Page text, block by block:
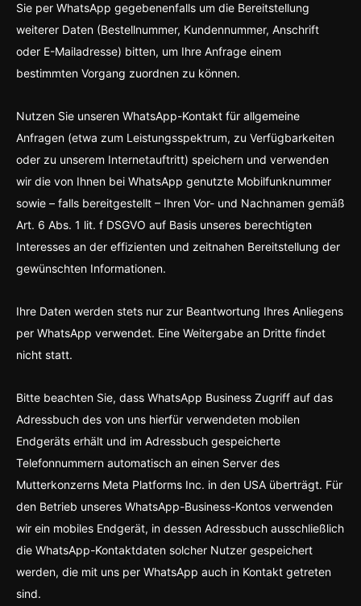
Sie per WhatsApp gegebenenfalls um die Bereitstellung
weiterer Daten (Bestellnummer, Kundennummer, Anschrift
oder E-Mailadresse) bitten, um Ihre Anfrage einem
bestimmten Vorgang zuordnen zu können.
Nutzen Sie unseren WhatsApp-Kontakt für allgemeine
Anfragen (etwa zum Leistungsspektrum, zu Verfügbarkeiten
oder zu unserem Internetauftritt) speichern und verwenden
wir die von Ihnen bei WhatsApp genutzte Mobilfunknummer
sowie – falls bereitgestellt – Ihren Vor- und Nachnamen gemäß
Art. 6 Abs. 1 lit. f DSGVO auf Basis unseres berechtigten
Interesses an der effizienten und zeitnahen Bereitstellung der
gewünschten Informationen.
Ihre Daten werden stets nur zur Beantwortung Ihres Anliegens
per WhatsApp verwendet. Eine Weitergabe an Dritte findet
nicht statt.
Bitte beachten Sie, dass WhatsApp Business Zugriff auf das
Adressbuch des von uns hierfür verwendeten mobilen
Endgeräts erhält und im Adressbuch gespeicherte
Telefonnummern automatisch an einen Server des
Mutterkonzerns Meta Platforms Inc. in den USA überträgt. Für
den Betrieb unseres WhatsApp-Business-Kontos verwenden
wir ein mobiles Endgerät, in dessen Adressbuch ausschließlich
die WhatsApp-Kontaktdaten solcher Nutzer gespeichert
werden, die mit uns per WhatsApp auch in Kontakt getreten
sind.